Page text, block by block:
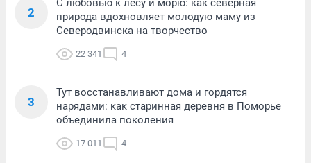
2
С любовью к лесу и морю: как северная
природа вдохновляет молодую маму из
Северодвинска на творчество
22 341 4
3
Тут восстанавливают дома и гордятся
нарядами: как старинная деревня в Поморье
объединила поколения
17 011 4